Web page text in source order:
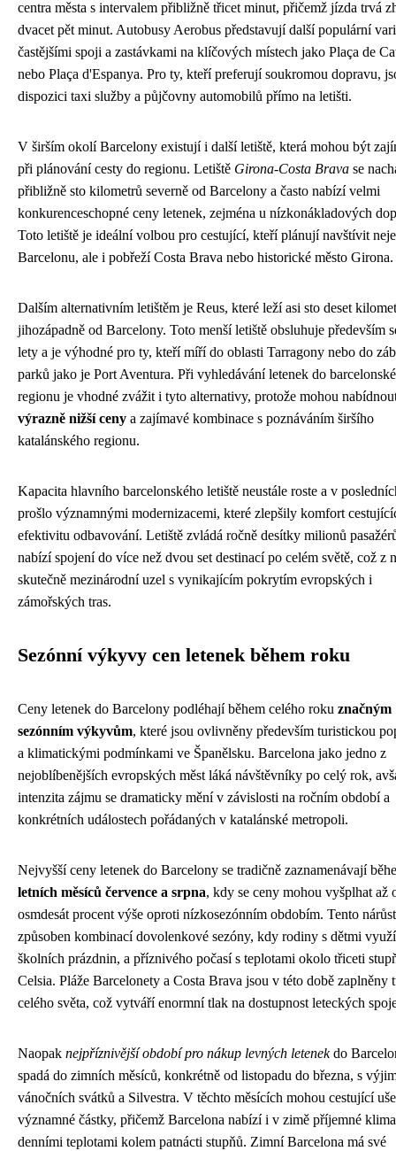
centra města s intervalem přibližně třicet minut, přičemž jízda trvá
dvacet pět minut. Autobusy Aerobus představují další populární
častějšími spoji a zastávkami na klíčových místech jako Plaça de
nebo Plaça d'Espanya. Pro ty, kteří preferují soukromou dopravu,
dispozici taxi služby a půjčovny automobilů přímo na letišti.
V širším okolí Barcelony existují i další letiště, která mohou být
při plánování cesty do regionu. Letiště Girona-Costa Brava se
přibližně sto kilometrů severně od Barcelony a často nabízí velmi
konkurenceschopné ceny letenek, zejména u nízkonákladových
Toto letiště je ideální volbou pro cestující, kteří plánují navštívit
Barcelonu, ale i pobřeží Costa Brava nebo historické město Girona.
Dalším alternativním letištěm je Reus, které leží asi sto deset
jihozápadně od Barcelony. Toto menší letiště obsluhuje především
lety a je výhodné pro ty, kteří míří do oblasti Tarragony nebo do
parků jako je Port Aventura. Při vyhledávání letenek do
regionu je vhodné zvážit i tyto alternativy, protože mohou
výrazně nižší ceny a zajímavé kombinace s poznáváním širšího
katalánského regionu.
Kapacita hlavního barcelonského letiště neustále roste a v
prošlo významnými modernizacemi, které zlepšily komfort
efektivitu odbavování. Letiště zvládá ročně desítky milionů
nabízí spojení do více než dvou set destinací po celém světě, což z
skutečně mezinárodní uzel s vynikajícím pokrytím evropských i
zámořských tras.
Sezónní výkyvy cen letenek během roku
Ceny letenek do Barcelony podléhají během celého roku značným
sezónním výkyvům, které jsou ovlivněny především turistickou
a klimatickými podmínkami ve Španělsku. Barcelona jako jedno z
nejoblíbenějších evropských měst láká návštěvníky po celý rok,
intenzita zájmu se dramaticky mění v závislosti na ročním období a
konkrétních událostech pořádaných v katalánské metropoli.
Nejvyšší ceny letenek do Barcelony se tradičně zaznamenávají
letních měsíců července a srpna, kdy se ceny mohou vyšplhat až
osmdesát procent výše oproti nízkosezónním obdobím. Tento
způsoben kombinací dovolenkové sezóny, kdy rodiny s dětmi
školních prázdnin, a příznivého počasí s teplotami okolo třiceti
Celsia. Pláže Barcelonety a Costa Brava jsou v této době zaplněny
celého světa, což vytváří enormní tlak na dostupnost leteckých
Naopak nejpříznivější období pro nákup levných letenekdo
spadá do zimních měsíců, konkrétně od listopadu do března, s
vánočních svátků a Silvestra. V těchto měsících mohou cestující
významné částky, přičemž Barcelona nabízí i v zimě příjemné
denními teplotami kolem patnácti stupňů. Zimní Barcelona má své